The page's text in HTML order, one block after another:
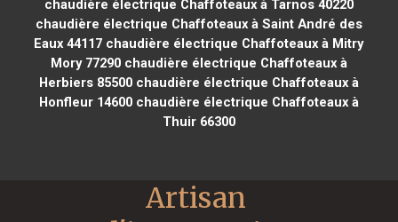
chaudière électrique Chaffoteaux à Tarnos 40220
chaudière électrique Chaffoteaux à Saint André des
Eaux 44117 chaudière électrique Chaffoteaux à Mitry
Mory 77290chaudière électrique Chaffoteaux à
Herbiers 85500chaudière électrique Chaffoteaux à
Honfleur 14600chaudière électrique Chaffoteaux à
Thuir 66300
Artisan